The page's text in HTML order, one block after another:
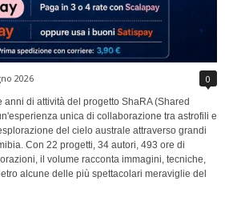
2026 0
di attività del progetto ShaRA (Shared
unica di collaborazione tra astrofili e
del cielo australe attraverso grandi
Con 22 progetti, 34 autori, 493 ore di
il volume racconta immagini, tecniche,
alcune delle più spettacolari meraviglie del